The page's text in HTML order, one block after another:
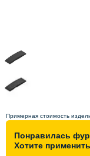
Контакты
Примерная стоимость
Понравилась
Хотите